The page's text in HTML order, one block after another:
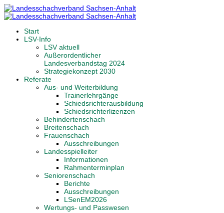
Start
LSV-Info
LSV aktuell
Außerordentlicher
Landesverbandstag 2024
Strategiekonzept 2030
Referate
Aus- und Weiterbildung
Trainerlehrgänge
Schiedsrichterausbildung
Schiedsrichterlizenzen
Behindertenschach
Breitenschach
Frauenschach
Ausschreibungen
Landesspielleiter
Informationen
Rahmenterminplan
Seniorenschach
Berichte
Ausschreibungen
LSenEM2026
Wertungs- und Passwesen